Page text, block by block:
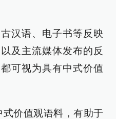
汉语、电子书等反映
及主流媒体发布的反
可视为具有中式价值
价值观语料，有助于